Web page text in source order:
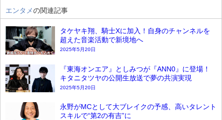
エンタメの関連記事
タケヤキ翔、騎士Xに加入！自身のチャンネルを
超えた音楽活動で新境地へ
2025年5月20日
『東海オンエア』としみつが『ANN0』に登場！
キタニタツヤの公開生放送で夢の共演実現
2025年5月20日
永野がMCとして大ブレイクの予感、高いタレント
スキルで“第2の有吉”に